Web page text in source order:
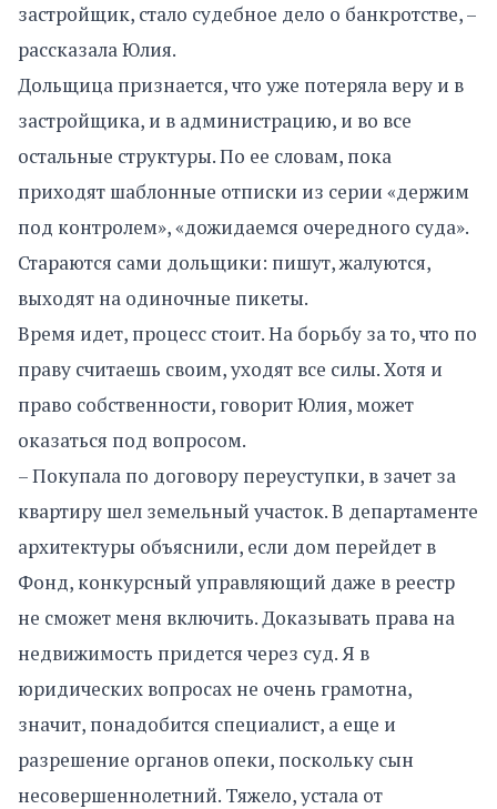
застройщик, стало судебное дело о банкротстве, –
рассказала Юлия.
Дольщица признается, что уже потеряла веру и в
застройщика, и в администрацию, и во все
остальные структуры. По ее словам, пока
приходят шаблонные отписки из серии «держим
под контролем», «дожидаемся очередного суда».
Стараются сами дольщики: пишут, жалуются,
выходят на одиночные пикеты.
Время идет, процесс стоит. На борьбу за то, что по
праву считаешь своим, уходят все силы. Хотя и
право собственности, говорит Юлия, может
оказаться под вопросом.
– Покупала по договору переуступки, в зачет за
квартиру шел земельный участок. В департаменте
архитектуры объяснили, если дом перейдет в
Фонд, конкурсный управляющий даже в реестр
не сможет меня включить. Доказывать права на
недвижимость придется через суд. Я в
юридических вопросах не очень грамотна,
значит, понадобится специалист, а еще и
разрешение органов опеки, поскольку сын
несовершеннолетний. Тяжело, устала от